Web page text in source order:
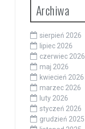
Archiwa
sierpień 2026
lipiec 2026
czerwiec 2026
maj 2026
kwiecień 2026
marzec 2026
luty 2026
styczeń 2026
grudzień 2025